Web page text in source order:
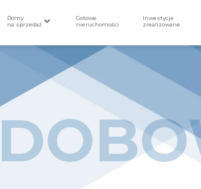
Domy
na sprzedaż
Gotowe
nieruchomości
Inwestycje
zrealizowane